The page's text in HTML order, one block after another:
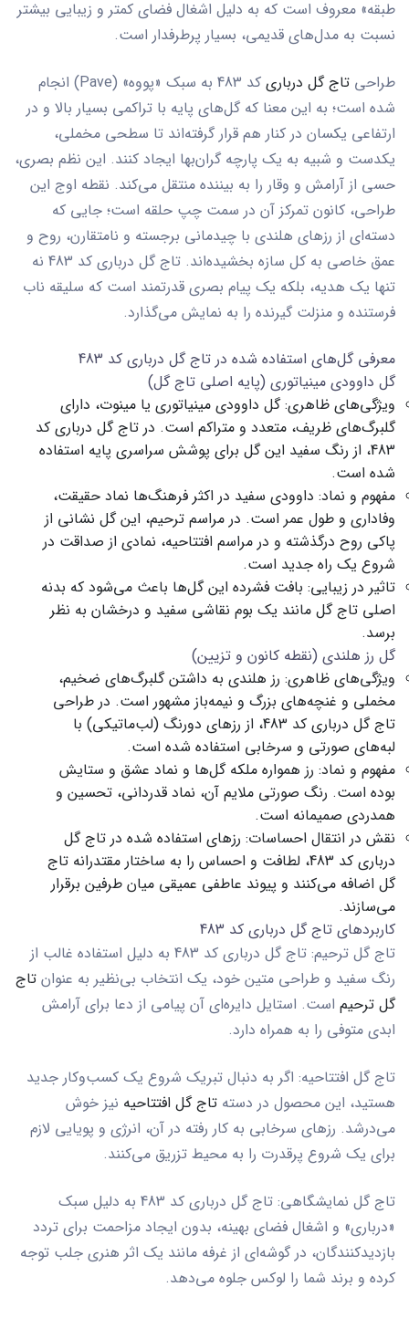
طبقه» معروف است که به دلیل اشغال فضای کمتر و زیبایی بیشتر
نسبت به مدل‌های قدیمی، بسیار پرطرفدار است.
طراحی تاج گل درباری کد 483
به سبک «پووه» (Pave) انجام
شده است؛ به این معنا که گل‌های پایه با تراکمی بسیار بالا و در
ارتفاعی یکسان در کنار هم قرار گرفته‌اند تا سطحی مخملی،
یکدست و شبیه به یک پارچه گران‌بها ایجاد کنند. این نظم بصری،
حسی از آرامش و وقار را به بیننده منتقل می‌کند. نقطه اوج این
طراحی، کانون تمرکز آن در سمت چپ حلقه است؛ جایی که
دسته‌ای از رزهای هلندی با چیدمانی برجسته و نامتقارن، روح و
عمق خاصی به کل سازه بخشیده‌اند. تاج گل درباری کد 483
نه
تنها یک هدیه، بلکه یک پیام بصری قدرتمند است که سلیقه ناب
فرستنده و منزلت گیرنده را به نمایش می‌گذارد.
معرفی گل‌های استفاده شده در تاج گل درباری کد 483
گل داوودی مینیاتوری (پایه اصلی تاج گل)
ویژگی‌های ظاهری:گل داوودی مینیاتوری یا مینوت، دارای
گلبرگ‌های ظریف، متعدد و متراکم است. در تاج گل درباری کد
483، از رنگ سفید این گل برای پوشش سراسری پایه استفاده
شده است.
مفهوم و نماد: داوودی سفید در اکثر فرهنگ‌ها نماد حقیقت،
وفاداری و طول عمر است. در مراسم ترحیم، این گل نشانی از
پاکی روح درگذشته و در مراسم افتتاحیه، نمادی از صداقت در
شروع یک راه جدید است.
تاثیر در زیبایی: بافت فشرده این گل‌ها باعث می‌شود که بدنه
اصلی تاج گل مانند یک بوم نقاشی سفید و درخشان به نظر
برسد.
گل رز هلندی (نقطه کانون و تزیین)
ویژگی‌های ظاهری: رز هلندی به داشتن گلبرگ‌های ضخیم،
مخملی و غنچه‌های بزرگ و نیمه‌باز مشهور است. در طراحی
تاج گل درباری کد 483
، از رزهای دورنگ (لب‌ماتیکی) با
لبه‌های صورتی و سرخابی استفاده شده است.
مفهوم و نماد: رز همواره ملکه گل‌ها و نماد عشق و ستایش
بوده است. رنگ صورتی ملایم آن، نماد قدردانی، تحسین و
همدردی صمیمانه است.
نقش در انتقال احساسات: رزهای استفاده شده در تاج گل
درباری کد 483
، لطافت و احساس را به ساختار مقتدرانه تاج
گل اضافه می‌کنند و پیوند عاطفی عمیقی میان طرفین برقرار
می‌سازند.
کاربردهای تاج گل درباری کد 483
تاج گل ترحیم: تاج گل درباری کد 483
به دلیل استفاده غالب از
رنگ سفید و طراحی متین خود، یک انتخاب بی‌نظیر به عنوان تاج
گل ترحیم است. استایل دایره‌ای آن پیامی از دعا برای آرامش
ابدی متوفی را به همراه دارد.
تاج گل افتتاحیه: اگر به دنبال تبریک شروع یک کسب‌وکار جدید
هستید، این محصول در دسته تاج گل افتتاحیه نیز خوش
می‌درشد. رزهای سرخابی به کار رفته در آن، انرژی و پویایی لازم
برای یک شروع پرقدرت را به محیط تزریق می‌کنند.
تاج گل نمایشگاهی: تاج گل درباری کد 483
به دلیل سبک
«درباری» و اشغال فضای بهینه، بدون ایجاد مزاحمت برای تردد
بازدیدکنندگان، در گوشه‌ای از غرفه مانند یک اثر هنری جلب توجه
کرده و برند شما را لوکس جلوه می‌دهد.